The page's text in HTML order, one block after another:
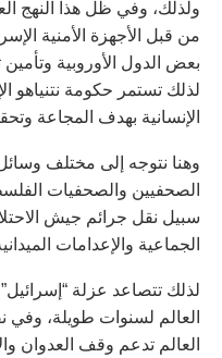
ولذلك، وفي ظل هذا النهج
من قبل الأجهزة الأمنية
بعض الدول الأوروبية
لذلك تستمر حكومة نتنياهو
الإنسانية بهدف المجاعة
وهنا نتوجه إلى مختلف
الصحفيين والصحفيات
سبيل نقل جرائم جيش
الجماعية والإعدامات
لذلك تتصاعد عزلة
العالم لسنوات طويلة،
العالم تدعم وقف العدوان